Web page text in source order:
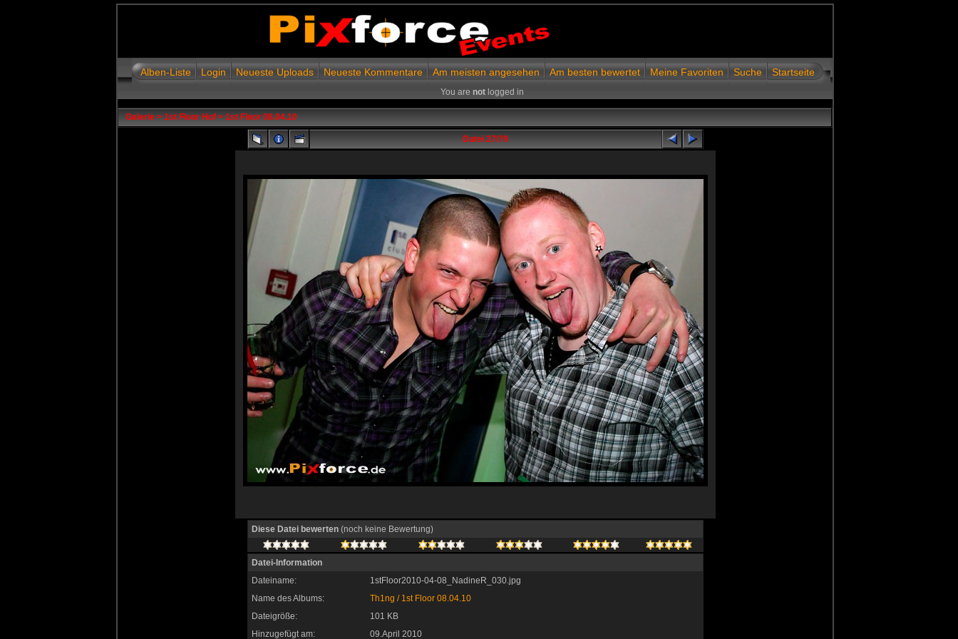
Alben-Liste Login Neueste Uploads Neueste Kommentare Am meisten angesehen Am besten bewertet Meine Favoriten Suche Startseite
You are not logged in
Galerie > 1st Floor Hof > 1st Floor 08.04.10
Datei 27/79
Diese Datei bewerten(noch keine Bewertung)
Datei-Information
Dateiname:
1stFloor2010-04-08_NadineR_030.jpg
Name des Albums:
Th1ng / 1st Floor 08.04.10
Dateigröße:
101 KB
Hinzugefügt am:
09.April 2010